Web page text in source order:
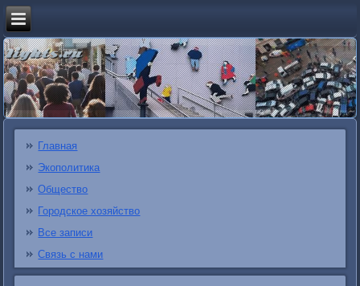
Главная
Экополитика
Общество
Городское хозяйство
Все записи
Связь с нами